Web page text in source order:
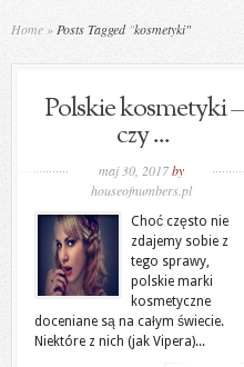
Home » Posts Tagged "kosmetyki"
Polskie kosmetyki –
czy ...
maj 30, 2017by
houseofnumbers.pl
Choć często nie
zdajemy sobie z
tego sprawy,
polskie marki
kosmetyczne
doceniane są na całym świecie.
Niektóre z nich (jak Vipera)...